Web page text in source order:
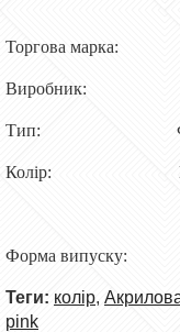
Торгова марка:
Виробник:
Тип: Фарба
Колір:
Форма випуску:
Теги: колір,
pink